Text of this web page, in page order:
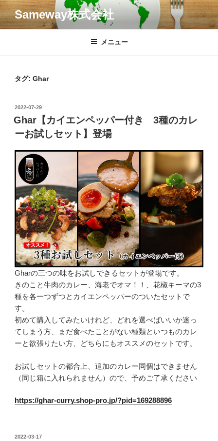
コ
ン
テ
Sameway株式会社
メニュー
タグ: Ghar
投
稿
日:
2022-07-29
Ghar【カイエンペッパー付き 3種のカレ
ーお試しセット】登場
Gharの三つの味をお試しできるセットが登場です。
きのこと牛肉のカレー、海老でオマ！！、花椒キーマの3
種を各一つずつとカイエンペッパーのついたセットで
す。
初めて購入してみたいけれど、どれを選べばいいか迷っ
てしまう方、まだ食べたことがない種類といつものカレ
ーと欲張りたい方、どちらにもオススメのセットです。
お試しセットの都合上、追加のカレー同個はできません
（同じ箱に入れられません）ので、予めご了承ください
https://ghar-curry.shop-pro.jp/?pid=169288896
投
2022-03-17